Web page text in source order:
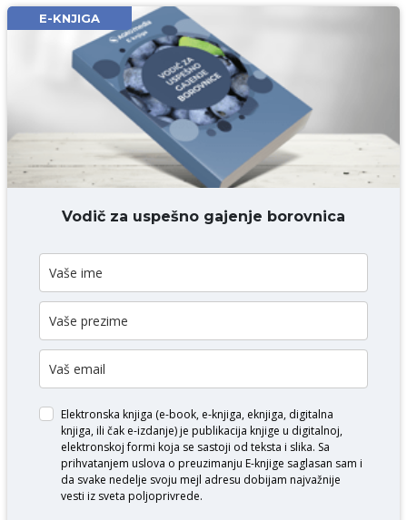
Email* obavezno
Komentar* obavezno
DODAJ KOMENTAR
E-KNJIGA
Vodič za uspešno gajenje borovnica
Elektronska knjiga (e-book, e-knjiga, eknjiga, digitalna
knjiga, ili čak e-izdanje) je publikacija knjige u digitalnoj,
elektronskoj formi koja se sastoji od teksta i slika. Sa
prihvatanjem uslova o preuzimanju E-knjige saglasan sam i
da svake nedelje svoju mejl adresu dobijam najvažnije
vesti iz sveta poljoprivrede.